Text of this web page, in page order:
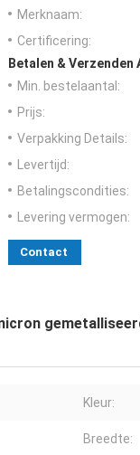
Merknaam:
Certificering:
Betalen &
Min. bestelaantal:
Prijs:
Verpakking Details:
Levertijd:
Betalingscondities:
Levering vermogen:
Contact
Kleur:
Breedte: